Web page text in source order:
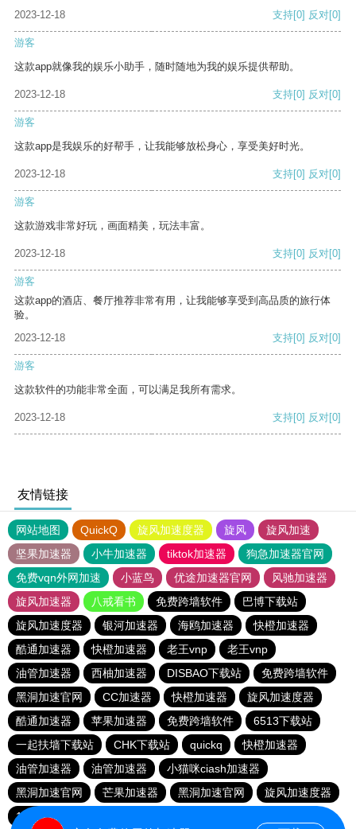
2023-12-18
支持[0] 反对[0]
游客
这款app就像我的娱乐小助手，随时随地为我的娱乐提供帮助。
2023-12-18 支持[0] 反对[0]
游客
这款app是我娱乐的好帮手，让我能够放松身心，享受美好时光。
2023-12-18 支持[0] 反对[0]
游客
这款游戏非常好玩，画面精美，玩法丰富。
2023-12-18 支持[0] 反对[0]
游客
这款app的酒店、餐厅推荐非常有用，让我能够享受到高品质的旅行体
验。
2023-12-18
支持[0] 反对[0]
游客
这款软件的功能非常全面，可以满足我所有需求。
2023-12-18 支持[0] 反对[0]
友情链接
网站地图 QuickQ 旋风加速度器 旋风
旋风加速
坚果加速器
小牛加速器 tiktok加速器
狗急加速器官网
免费vqn外网加速
小蓝鸟 优途加速器官网
风驰加速器
旋风加速器
八戒看书 免费跨墙软件
巴博下载站
旋风加速度器
银河加速器 海鸥加速器
快橙加速器
酷通加速器
快橙加速器 老王vnp
老王vnp
油管加速器
西柚加速器 DISBAO下载站
免费跨墙软件
黑洞加速官网
CC加速器 快橙加速器
旋风加速度器
酷通加速器
苹果加速器 免费跨墙软件
6513下载站
一起扶墙下载站
CHK下载站 quickq
快橙加速器
油管加速器
油管加速器
小猫咪ciash加速器
黑洞加速官网
芒果加速器 黑洞加速官网
旋风加速度器
186下载站